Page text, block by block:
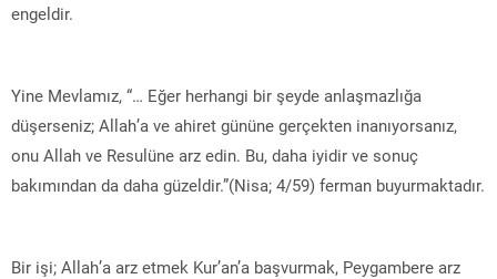
engeldir.
Yine Mevlamız, “… Eğer herhangi bir şeyde anlaşmazlığa
düşerseniz; Allah’a ve ahiret gününe gerçekten inanıyorsanız,
onu Allah ve Resulüne arz edin. Bu, daha iyidir ve sonuç
bakımından da daha güzeldir.”(Nisa; 4/59) ferman buyurmaktadır.
Bir işi; Allah’a arz etmek Kur’an’a başvurmak, Peygambere arz